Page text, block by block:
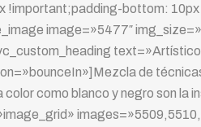
bottom:
image=»5477″
de
como blanco y negro son la